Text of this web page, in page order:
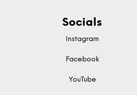
Socials
Instagram
Facebook
YouTube